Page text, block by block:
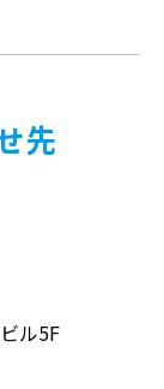
先
ル5F